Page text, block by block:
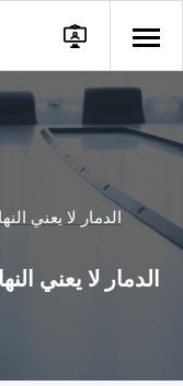
الدمار لا يعني
الدمار لا يعني